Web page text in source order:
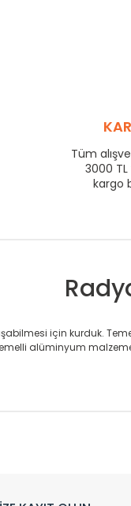
Tüm
3000
kargo
için kurduk.
alüminyum
ile de ürünlerinde
hatları ile de dikkat